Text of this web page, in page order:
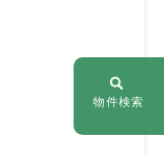
物件検索